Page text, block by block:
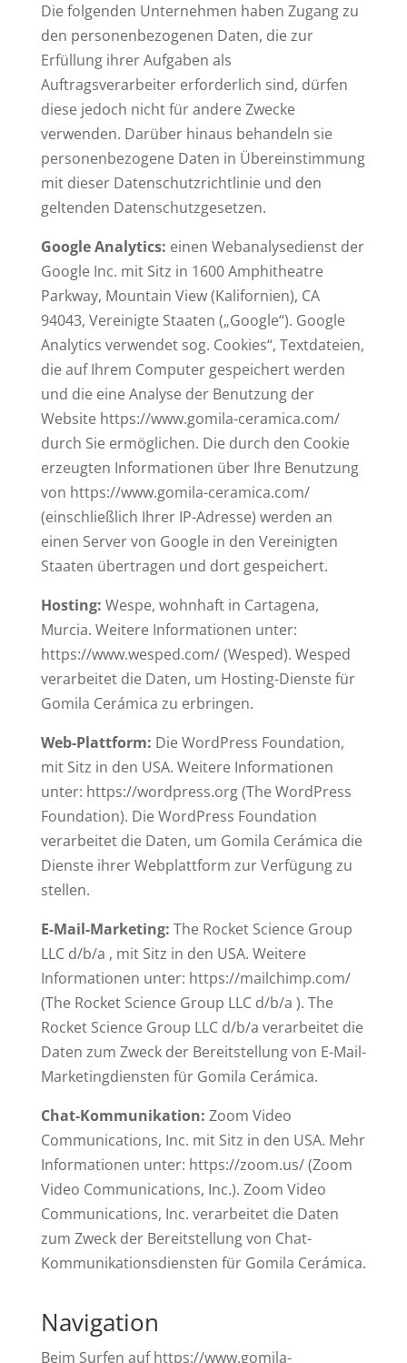
Die folgenden Unternehmen haben Zugang zu
den personenbezogenen Daten, die zur
Erfüllung ihrer Aufgaben als
Auftragsverarbeiter erforderlich sind, dürfen
diese jedoch nicht für andere Zwecke
verwenden. Darüber hinaus behandeln sie
personenbezogene Daten in Übereinstimmung
mit dieser Datenschutzrichtlinie und den
geltenden Datenschutzgesetzen.
Google Analytics: einen Webanalysedienst der
Google Inc. mit Sitz in 1600 Amphitheatre
Parkway, Mountain View (Kalifornien), CA
94043, Vereinigte Staaten („Google“). Google
Analytics verwendet sog. Cookies“, Textdateien,
die auf Ihrem Computer gespeichert werden
und die eine Analyse der Benutzung der
Website https://www.gomila-ceramica.com/
durch Sie ermöglichen. Die durch den Cookie
erzeugten Informationen über Ihre Benutzung
von https://www.gomila-ceramica.com/
(einschließlich Ihrer IP-Adresse) werden an
einen Server von Google in den Vereinigten
Staaten übertragen und dort gespeichert.
Hosting: Wespe, wohnhaft in Cartagena,
Murcia. Weitere Informationen unter:
https://www.wesped.com/ (Wesped). Wesped
verarbeitet die Daten, um Hosting-Dienste für
Gomila Cerámica zu erbringen.
Web-Plattform: Die WordPress Foundation,
mit Sitz in den USA. Weitere Informationen
unter: https://wordpress.org (The WordPress
Foundation). Die WordPress Foundation
verarbeitet die Daten, um Gomila Cerámica die
Dienste ihrer Webplattform zur Verfügung zu
stellen.
E-Mail-Marketing: The Rocket Science Group
LLC d/b/a , mit Sitz in den USA. Weitere
Informationen unter: https://mailchimp.com/
(The Rocket Science Group LLC d/b/a ). The
Rocket Science Group LLC d/b/a verarbeitet die
Daten zum Zweck der Bereitstellung von E-Mail-
Marketingdiensten für Gomila Cerámica.
Chat-Kommunikation: Zoom Video
Communications, Inc. mit Sitz in den USA. Mehr
Informationen unter: https://zoom.us/ (Zoom
Video Communications, Inc.). Zoom Video
Communications, Inc. verarbeitet die Daten
zum Zweck der Bereitstellung von Chat-
Kommunikationsdiensten für Gomila Cerámica.
Navigation
Beim Surfen auf https://www.gomila-